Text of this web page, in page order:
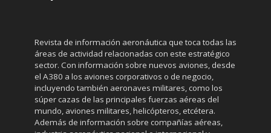
Revista de información aeronáutica que toca todas las
áreas de actividad relacionadas con este estratégico
sector. Con información sobre nuevos aviones, desde
el A380 a los aviones corporativos o de negocio,
incluyendo también aeronaves militares, como los
súper cazas de las principales fuerzas aéreas del
mundo, aviones militares, helicópteros, etcétera.
Además de información sobre compañías aéreas,